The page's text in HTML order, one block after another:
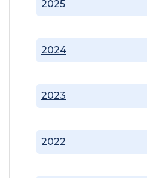
2022
2023
2024
2025